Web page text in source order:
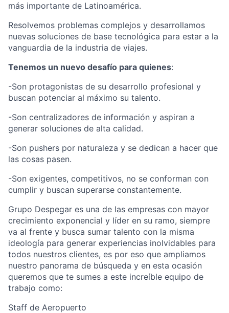
más importante de Latinoamérica.
Resolvemos problemas complejos y desarrollamos
nuevas soluciones de base tecnológica para estar a la
vanguardia de la industria de viajes.
Tenemos un nuevo desafío para quienes:
-Son protagonistas de su desarrollo profesional y
buscan potenciar al máximo su talento.
-Son centralizadores de información y aspiran a
generar soluciones de alta calidad.
-Son pushers por naturaleza y se dedican a hacer que
las cosas pasen.
-Son exigentes, competitivos, no se conforman con
cumplir y buscan superarse constantemente.
Grupo Despegar es una de las empresas con mayor
crecimiento exponencial y líder en su ramo, siempre
va al frente y busca sumar talento con la misma
ideología para generar experiencias inolvidables para
todos nuestros clientes, es por eso que ampliamos
nuestro panorama de búsqueda y en esta ocasión
queremos que te sumes a este increíble equipo de
trabajo como:
Staff de Aeropuerto